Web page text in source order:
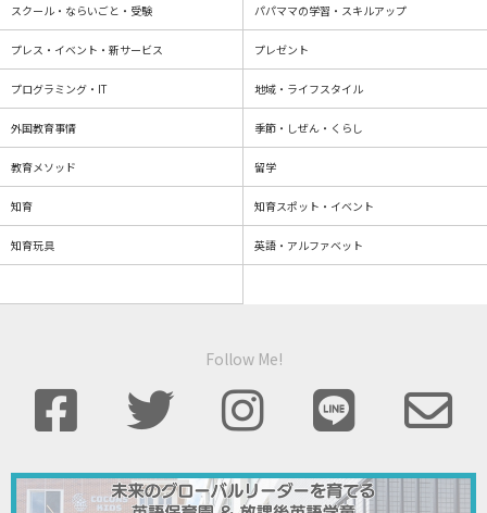
スクール・ならいごと・受験 パパママの学習・スキルアップ
プレス・イベント・新サービス プレゼント
プログラミング・IT 地域・ライフスタイル
外国教育事情 季節・しぜん・くらし
教育メソッド 留学
知育 知育スポット・イベント
知育玩具 英語・アルファベット
Follow Me!